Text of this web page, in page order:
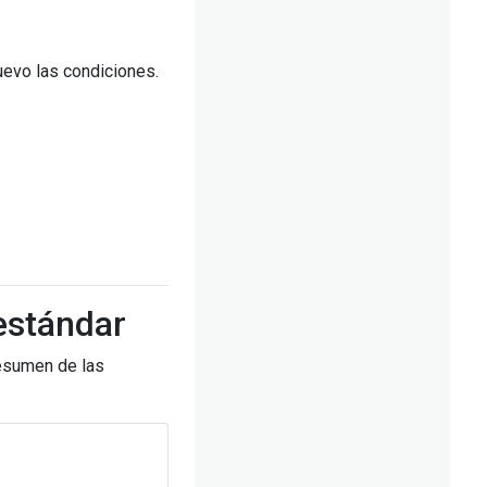
las condiciones.
de las